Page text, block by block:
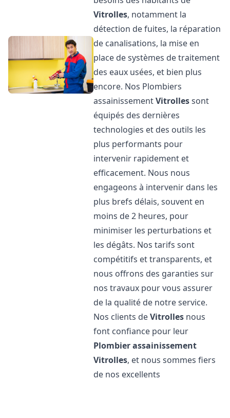
Vitrolles, notamment la
détection de fuites, la réparation
de canalisations, la mise en
place de systèmes de traitement
des eaux usées, et bien plus
encore. Nos Plombiers
assainissementVitrollessont
équipés des dernières
technologies et des outils les
plus performants pour
intervenir rapidement et
efficacement. Nous nous
engageons à intervenir dans les
plus brefs délais, souvent en
moins de 2 heures, pour
minimiser les perturbations et
les dégâts. Nos tarifs sont
compétitifs et transparents, et
nous offrons des garanties sur
nos travaux pour vous assurer
de la qualité de notre service.
Nos clients deVitrolles nous
font confiance pour leur
Plombier assainissement
Vitrolles, et nous sommes fiers
de nos excellents